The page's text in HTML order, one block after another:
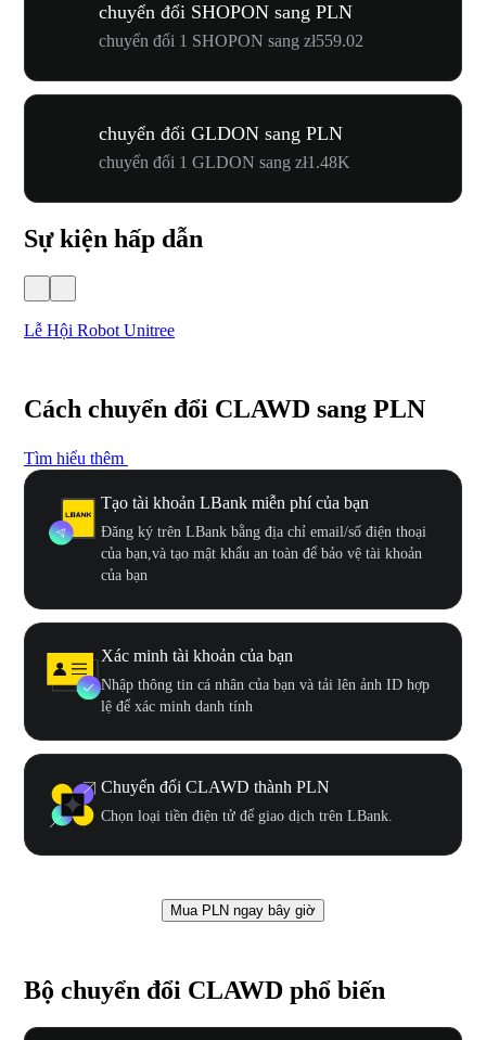
chuyển đổi SHOPON sang PLN
chuyển đổi 1 SHOPON sang zł559.02
chuyển đổi GLDON sang PLN
chuyển đổi 1 GLDON sang zł1.48K
Sự kiện hấp dẫn
Lễ Hội Robot Unitree
Cách chuyển đổi CLAWD sang PLN
Tìm hiểu thêm
Tạo tài khoản LBank miễn phí của bạn
Đăng ký trên LBank bằng địa chỉ email/số điện thoại
của bạn,và tạo mật khẩu an toàn để bảo vệ tài khoản
của bạn
Xác minh tài khoản của bạn
Nhập thông tin cá nhân của bạn và tải lên ảnh ID hợp
lệ để xác minh danh tính
Chuyển đổi CLAWD thành PLN
Chọn loại tiền điện tử để giao dịch trên LBank.
Mua PLN ngay bây giờ
Bộ chuyển đổi CLAWD phổ biến